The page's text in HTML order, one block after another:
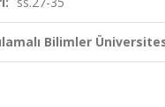
Bilimler